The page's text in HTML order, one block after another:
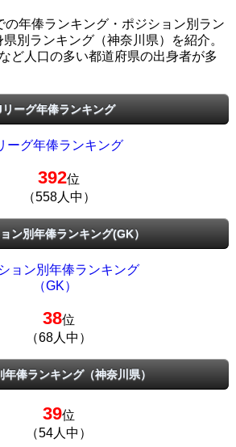
の年俸ランキング・ポジション別ラン
別ランキング（神奈川県）を紹介。
ど人口の多い都道府県の出身者が多
ーグ年俸ランキング
ーグ年俸ランキング
392位
（558人中）
ン別年俸ランキング(GK）
ョン別年俸ランキング
（GK）
38位
（68人中）
年俸ランキング（神奈川県）
39位
（54人中）